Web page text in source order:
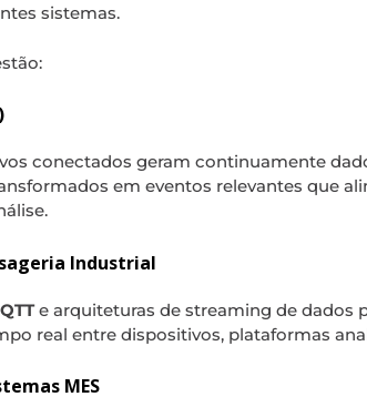
sistemas.
conectados geram continuamente
em eventos relevantes que
Industrial
e arquiteturas de streaming de dados
real entre dispositivos, plataformas
MES